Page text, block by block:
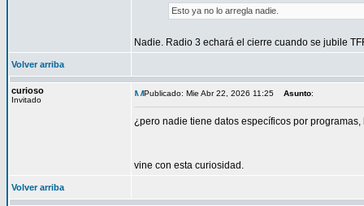
Esto ya no lo arregla nadie.
Nadie. Radio 3 echará el cierre cuando se jubile
Volver arriba
curioso
Invitado
Publicado: Mie Abr 22, 2026 11:25 Asunto:
¿pero nadie tiene datos específicos por
vine con esta curiosidad.
Volver arriba